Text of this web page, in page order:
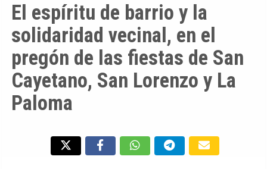
El espíritu de barrio y la
solidaridad vecinal, en el
pregón de las fiestas de San
Cayetano, San Lorenzo y La
Paloma